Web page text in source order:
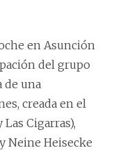
en Asunción
del grupo
de una
creada en el
Cigarras),
Neine Heisecke